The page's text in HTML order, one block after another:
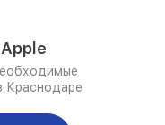
Краснодаре